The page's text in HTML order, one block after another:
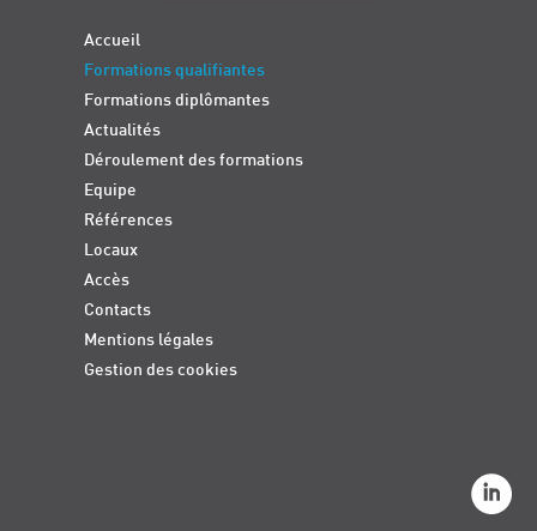
Accueil
Formations qualifiantes
Formations diplômantes
Actualités
Déroulement des formations
Equipe
Références
Locaux
Accès
Contacts
Mentions légales
Gestion des cookies